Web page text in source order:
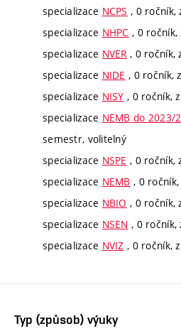
specializace NCPS , 0 ročník,
specializace NHPC , 0
specializace NVER , 0 ročník,
specializace NIDE , 0 ročník,
specializace NISY , 0 ročník,
specializace NEMB do 2023/
semestr, volitelný
specializace NSPE , 0 ročník,
specializace NEMB , 0
specializace NBIO , 0 ročník,
specializace NSEN , 0 ročník,
specializace NVIZ , 0 ročník,
Typ (způsob) výuky